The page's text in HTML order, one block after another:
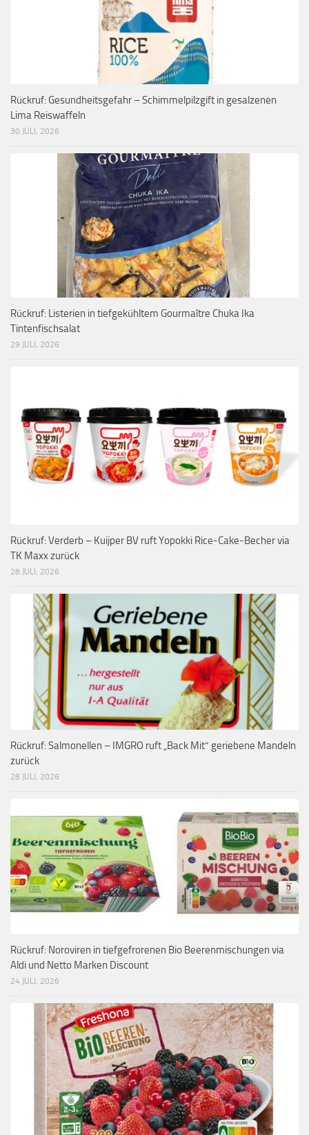
Rückruf: Gesundheitsgefahr – Schimmelpilzgift in gesalzenen
Lima Reiswaffeln
30 JULI, 2026
Rückruf: Listerien in tiefgekühltem Gourmaître Chuka Ika
Tintenfischsalat
29 JULI, 2026
Rückruf: Verderb – Kuijper BV ruft Yopokki Rice-Cake-Becher via
TK Maxx zurück
28 JULI, 2026
Rückruf: Salmonellen – IMGRO ruft „Back Mit“ geriebene Mandeln
zurück
28 JULI, 2026
Rückruf: Noroviren in tiefgefrorenen Bio Beerenmischungen via
Aldi und Netto Marken Discount
24 JULI, 2026